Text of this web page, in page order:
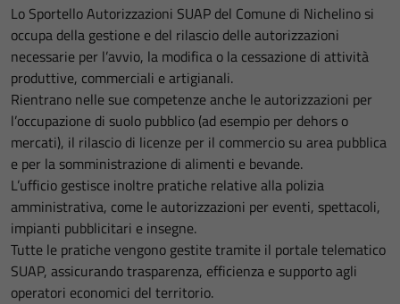
Lo Sportello Autorizzazioni SUAP del Comune di Nichelino si
occupa della gestione e del rilascio delle autorizzazioni
necessarie per l’avvio, la modifica o la cessazione di attività
produttive, commerciali e artigianali.
Rientrano nelle sue competenze anche le autorizzazioni per
l’occupazione di suolo pubblico (ad esempio per dehors o
mercati), il rilascio di licenze per il commercio su area pubblica
e per la somministrazione di alimenti e bevande.
L’ufficio gestisce inoltre pratiche relative alla polizia
amministrativa, come le autorizzazioni per eventi, spettacoli,
impianti pubblicitari e insegne.
Tutte le pratiche vengono gestite tramite il portale telematico
SUAP, assicurando trasparenza, efficienza e supporto agli
operatori economici del territorio.